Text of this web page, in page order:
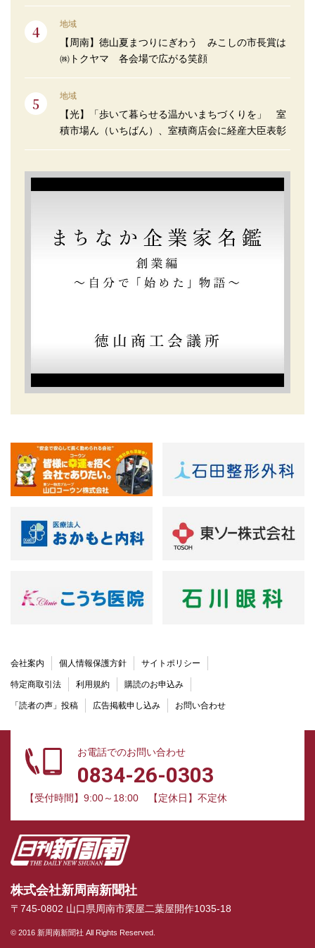
地域
【周南】徳山夏まつりにぎわう みこしの市長賞は
㈱トクヤマ 各会場で広がる笑顔
地域
【光】「歩いて暮らせる温かいまちづくりを」 室
積市場ん（いちばん）、室積商店会に経産大臣表彰
会社案内 個人情報保護方針 サイトポリシー
特定商取引法 利用規約 購読のお申込み
「読者の声」投稿 広告掲載申し込み お問い合わせ
お電話でのお問い合わせ
0834-26-0303
【受付時間】9:00～18:00 【定休日】不定休
株式会社新周南新聞社
〒745-0802 山口県周南市栗屋二葉屋開作1035-18
© 2016 新周南新聞社 All Rights Reserved.